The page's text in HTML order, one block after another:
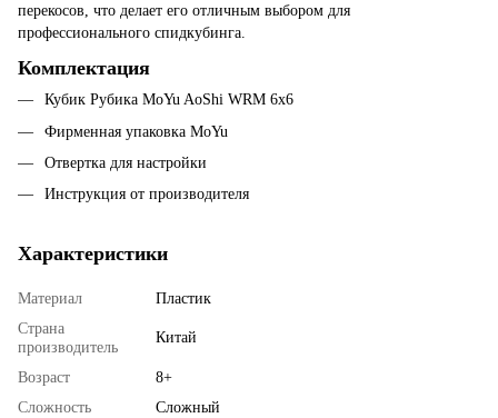
перекосов, что делает его отличным выбором для
профессионального спидкубинга.
Комплектация
Кубик Рубика MoYu AoShi WRM 6x6
Фирменная упаковка MoYu
Отвертка для настройки
Инструкция от производителя
Характеристики
Материал
Пластик
Страна
производитель
Китай
Возраст
8+
Сложность
Сложный